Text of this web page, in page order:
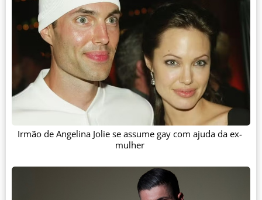
Irmão de Angelina Jolie se assume gay com ajuda da ex-
mulher